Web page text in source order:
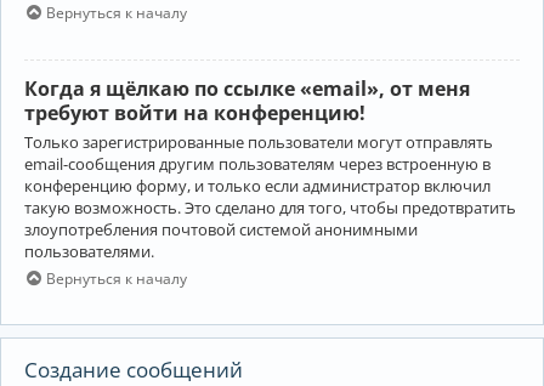
Вернуться к началу
Когда я щёлкаю по ссылке «email», от меня
требуют войти на конференцию!
Только зарегистрированные пользователи могут отправлять
email-сообщения другим пользователям через встроенную в
конференцию форму, и только если администратор включил
такую возможность. Это сделано для того, чтобы предотвратить
злоупотребления почтовой системой анонимными
пользователями.
Вернуться к началу
Создание сообщений